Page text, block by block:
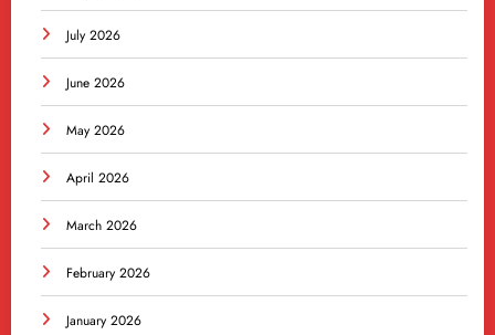
July 2026
June 2026
May 2026
April 2026
March 2026
February 2026
January 2026